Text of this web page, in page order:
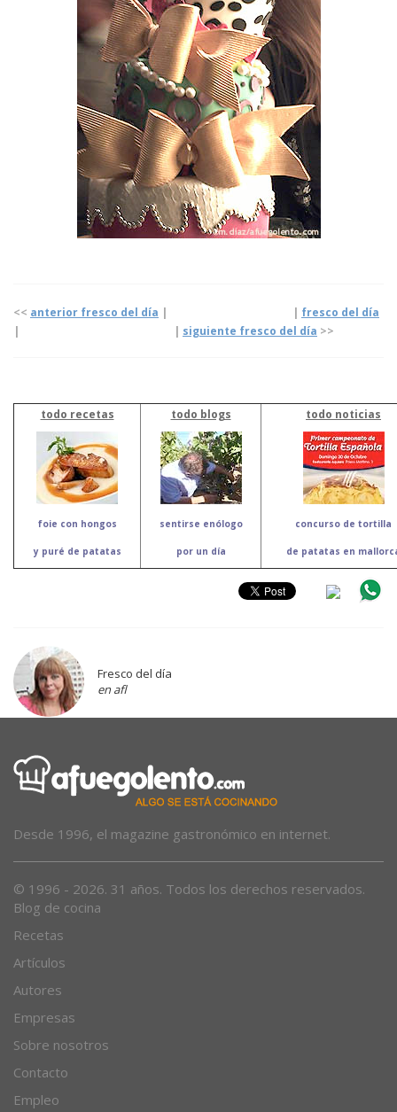
<< anterior fresco del día
fresco del día
siguiente fresco del día >>
todo recetas
foie con hongos
y puré de patatas
todo blogs
sentirse enólogo
por un día
todo noticias
concurso de tortilla
de patatas en
Fresco del día
en afl
Desde 1996, el magazine gastronómico en internet.
© 1996 - 2026. 31 años. Todos los derechos reservados.
Blog de cocina
Recetas
Artículos
Autores
Empresas
Sobre nosotros
Contacto
Empleo